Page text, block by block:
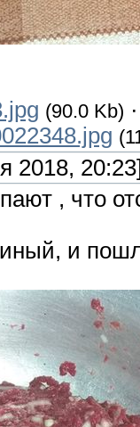
(90.0 Kb)
2018,
, что
и